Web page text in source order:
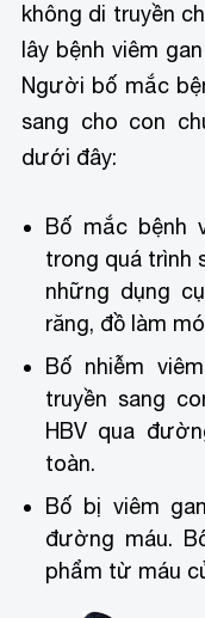
không di truyền
lây bệnh viêm
Người bố mắc
sang cho con
dưới đây:
Bố mắc bệnh
trong quá trình
những dụng
răng, đồ làm
Bố nhiễm
truyền sang
HBV qua
toàn.
Bố bị viêm
đường máu.
phẩm từ máu